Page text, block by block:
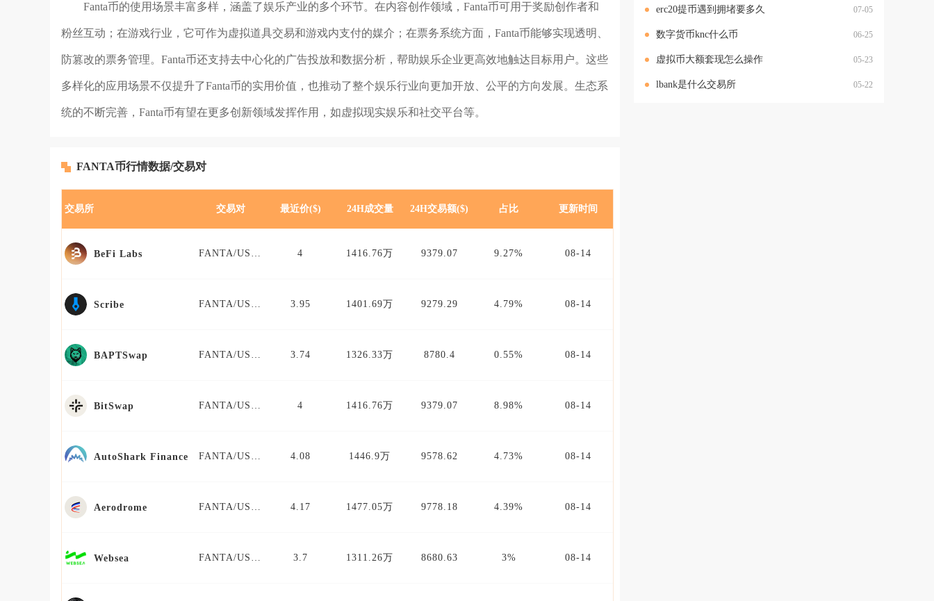
Fanta币的使用场景丰富多样，涵盖了娱乐产业的多个环节。在内容创作领域，Fanta币可用于奖励创作者和
粉丝互动；在游戏行业，它可作为虚拟道具交易和游戏内支付的媒介；在票务系统方面，Fanta币能够实现透明、
防篡改的票务管理。Fanta币还支持去中心化的广告投放和数据分析，帮助娱乐企业更高效地触达目标用户。这些
多样化的应用场景不仅提升了Fanta币的实用价值，也推动了整个娱乐行业向更加开放、公平的方向发展。生态系
统的不断完善，Fanta币有望在更多创新领域发挥作用，如虚拟现实娱乐和社交平台等。
FANTA币行情数据/交易对
交易所 交易对 最近价($) 24H成交量 24H交易额($) 占比 更新时间
BeFi Labs FANTA/USDT 4 1416.76万 9379.07 9.27% 08-14
Scribe FANTA/USDT 3.95 1401.69万 9279.29 4.79% 08-14
BAPTSwap FANTA/USDT 3.74 1326.33万 8780.4 0.55% 08-14
BitSwap FANTA/USDT 4 1416.76万 9379.07 8.98% 08-14
AutoShark Finance FANTA/USDT 4.08 1446.9万 9578.62 4.73% 08-14
Aerodrome FANTA/USDT 4.17 1477.05万 9778.18 4.39% 08-14
Websea FANTA/USDT 3.7 1311.26万 8680.63 3% 08-14
erc20提币遇到拥堵要多久 07-05
数字货币knc什么币 06-25
虚拟币大额套现怎么操作 05-23
lbank是什么交易所 05-22